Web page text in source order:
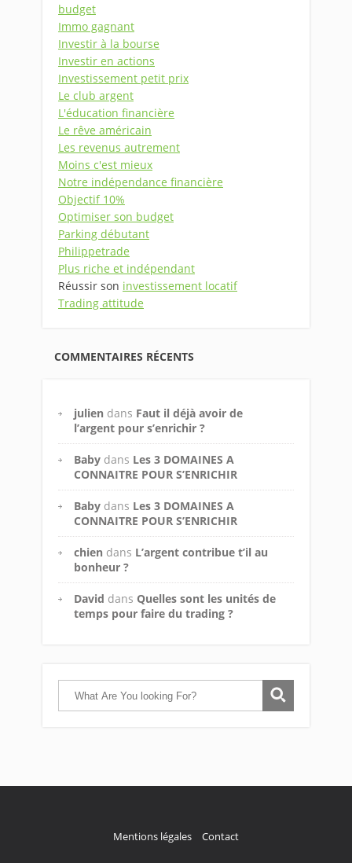
budget
Immo gagnant
Investir à la bourse
Investir en actions
Investissement petit prix
Le club argent
L'éducation financière
Le rêve américain
Les revenus autrement
Moins c'est mieux
Notre indépendance financière
Objectif 10%
Optimiser son budget
Parking débutant
Philippetrade
Plus riche et indépendant
Réussir son investissement locatif
Trading attitude
COMMENTAIRES RÉCENTS
julien dans Faut il déjà avoir de
l’argent pour s’enrichir ?
Baby dans Les 3 DOMAINES A
CONNAITRE POUR S’ENRICHIR
Baby dans Les 3 DOMAINES A
CONNAITRE POUR S’ENRICHIR
chien dans L’argent contribue t’il au
bonheur ?
David dans Quelles sont les unités de
temps pour faire du trading ?
Mentions légales Contact